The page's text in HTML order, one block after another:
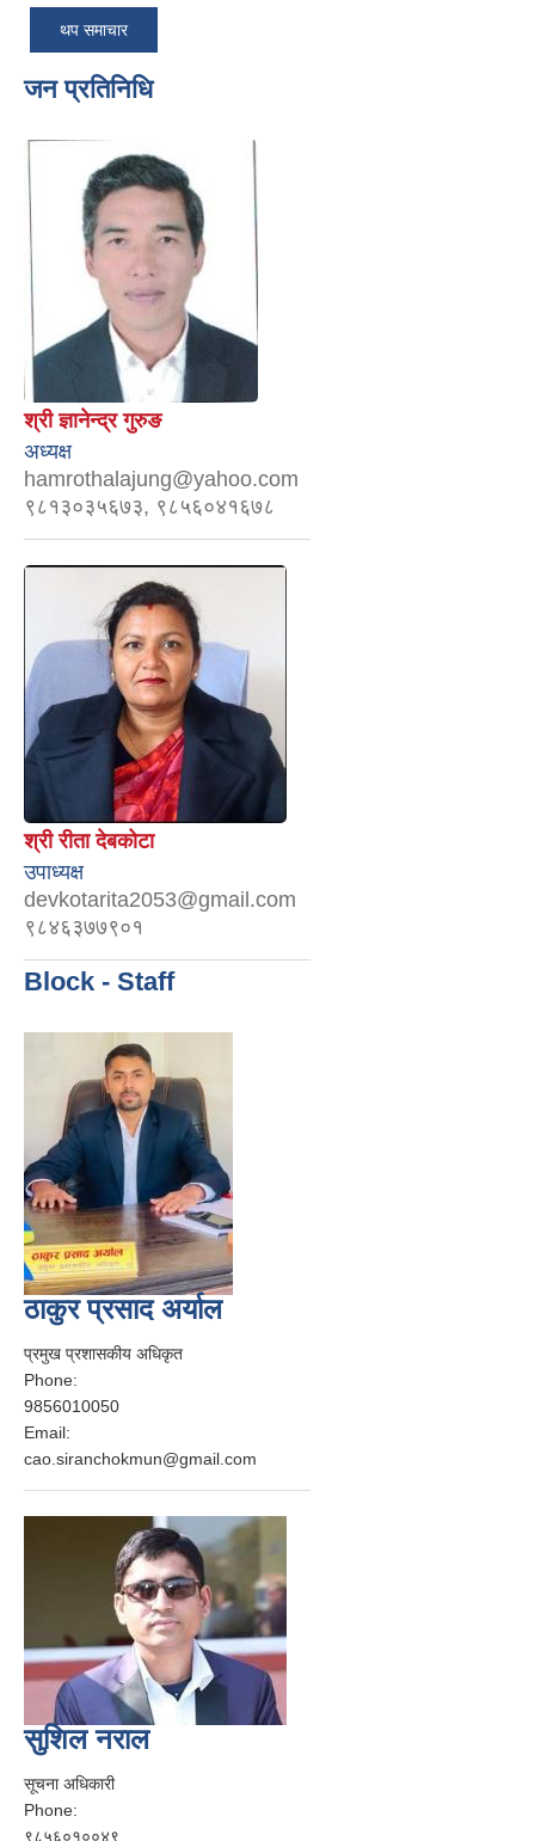
थप समाचार
जन प्रतिनिधि
श्री ज्ञानेन्द्र गुरुङ
अध्यक्ष
hamrothalajung@yahoo.com
९८१३०३५६७३, ९८५६०४१६७८
श्री रीता देबकोटा
उपाध्यक्ष
devkotarita2053@gmail.com
९८४६३७७९०१
Block - Staff
ठाकुर प्रसाद अर्याल
प्रमुख प्रशासकीय अधिकृत
Phone:
9856010050
Email:
cao.siranchokmun@gmail.com
सुशिल नराल
सूचना अधिकारी
Phone:
९८५६०१००४९